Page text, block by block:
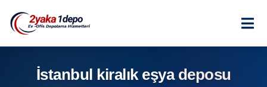
İstanbul kiralık eşya deposu